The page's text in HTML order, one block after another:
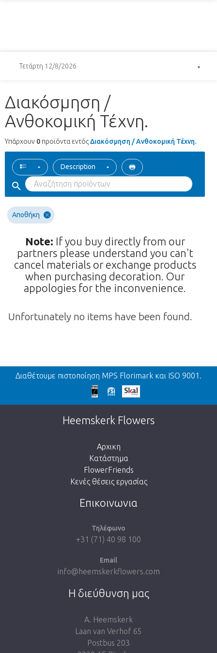
Τετάρτη 12/8/2026
Διακόσμηση /
Ανθοκομική Τέχνη.
Υπάρχουν 0 προϊόντα εντόςΔιακόσμηση / Ανθοκομική Τέχνη.
Description
Αποθήκη
Note: If you buy directly from our
partners please understand you can't
cancel materials or exchange products
when purchasing decoration. Our
appologies for the inconvenience.
Unfortunately no items have been found.
Πίσω
We're sorry
This page does not exist. Click on the
button below to return to the shop.
Take me back to the shop
Διαθέτουμε πιστοποίηση MPS Florimark και ISO 9001.
Heemskerk Flowers
Αρχικη
Κατάστημα
FlowerFriends
Κενές θέσεις εργασίας
Επικοινωνια
Τηλέφωνο
+31 (71) 40 98 100
Email
info@heemskerkflowers.com
Η διεύθυνση μας
A. Heemskerk
Laan van Verhof 65
Postbus 203